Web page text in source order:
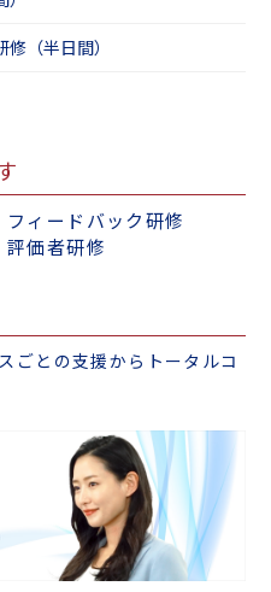
（半日間）
フィードバック研修
評価者研修
ごとの支援からトータルコ